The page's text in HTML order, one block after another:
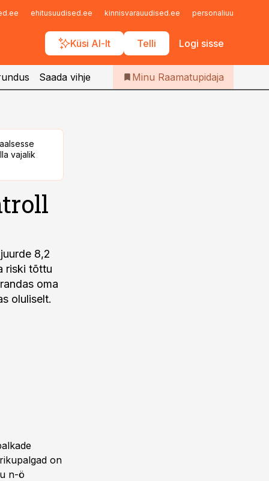
ehitusuudised.ee kinnisvarauudised.ee personaliuudised.ee
Küsi AI-lt Telli Logi sisse
Iseteenindus
Telli Raamatupidaja
Saada vihje Minu Raamatupidaja
vajalik
8,2
riski tõttu
oma
oluliselt.
on
n-ö